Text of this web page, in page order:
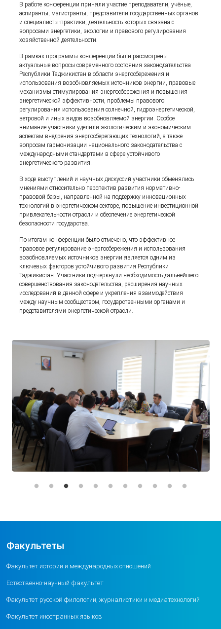
В работе конференции приняли участие преподаватели, учёные,
аспиранты, магистранты, представители государственных органов
и специалисты-практики, деятельность которых связана с
вопросами энергетики, экологии и правового регулирования
хозяйственной деятельности.
В рамках программы конференции были рассмотрены
актуальные вопросы современного состояния законодательства
Республики Таджикистан в области энергосбережения и
использования возобновляемых источников энергии, правовые
механизмы стимулирования энергосбережения и повышения
энергетической эффективности, проблемы правового
регулирования использования солнечной, гидроэнергетической,
ветровой и иных видов возобновляемой энергии. Особое
внимание участники уделили экологическим и экономическим
аспектам внедрения энергосберегающих технологий, а также
вопросам гармонизации национального законодательства с
международными стандартами в сфере устойчивого
энергетического развития.
В ходе выступлений и научных дискуссий участники обменялись
мнениями относительно перспектив развития нормативно-
правовой базы, направленной на поддержку инновационных
технологий в энергетическом секторе, повышение инвестиционной
привлекательности отрасли и обеспечение энергетической
безопасности государства.
По итогам конференции было отмечено, что эффективное
правовое регулирование энергосбережения и использования
возобновляемых источников энергии является одним из
ключевых факторов устойчивого развития Республики
Таджикистан. Участники подчеркнули необходимость дальнейшего
совершенствования законодательства, расширения научных
исследований в данной сфере и укрепления взаимодействия
между научным сообществом, государственными органами и
представителями энергетической отрасли.
Факультеты
Факультет истории и международных отношений
Естественно-научный факультет
Факультет русской филологии, журналистики и медиатехнологий
Факультет иностранных языков